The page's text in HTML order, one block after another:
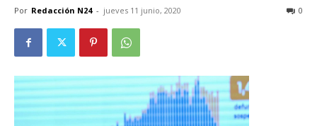
Por Redacción N24 - jueves 11 junio, 2020 0